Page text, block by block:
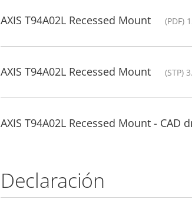
AXIS T94A02L Recessed Mount (PDF)
AXIS T94A02L Recessed Mount (STP)
AXIS T94A02L Recessed Mount - CAD
Declaración